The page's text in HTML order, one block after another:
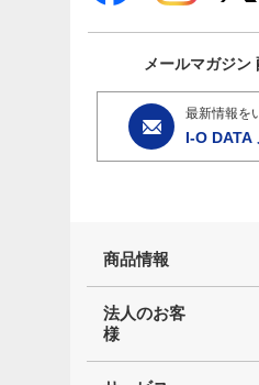
メールマガジン
最新情報を
I-O DATA
商品情報
法人のお客
様